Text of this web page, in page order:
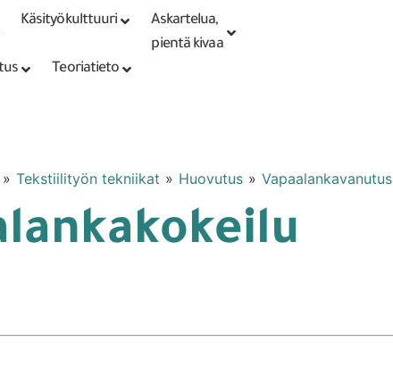
PunomoputiikkiKirjaudu tai
rekisteröidy
Käsityökulttuuri
Askartelua,
pientä kivaa
Teoriatieto
» Tekstiilityön tekniikat » Huovutus » Vapaalankavanutus